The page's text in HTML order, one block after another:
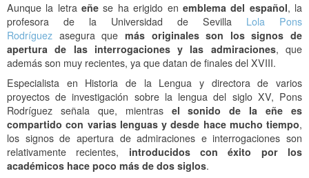
Aunque la letraeñese ha erigido en emblema del español, la
profesora de la Universidad de Sevilla Lola Pons
Rodríguez asegura que más originales son los signos de
apertura de las interrogaciones y las admiraciones, que
además son muy recientes, ya que datan de finales del XVIII.
Especialista en Historia de la Lengua y directora de varios
proyectos de investigación sobre la lengua del siglo XV, Pons
Rodríguez señala que, mientrasel sonido de la eñe es
compartido con varias lenguas y desde hace mucho tiempo,
los signos de apertura de admiraciones e interrogaciones son
relativamente recientes, introducidos con éxito por los
académicos hace poco más de dos siglos.